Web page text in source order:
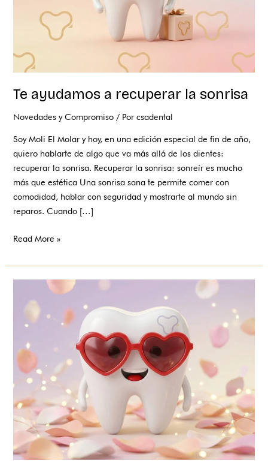
Te ayudamos a recuperar la sonrisa
Novedades y Compromiso / Porcsadental
Soy Moli El Molar y hoy, en una edición especial de fin de año,
quiero hablarte de algo que va más allá de los dientes:
recuperar la sonrisa. Recuperar la sonrisa: sonreír es mucho
más que estética Una sonrisa sana te permite comer con
comodidad, hablar con seguridad y mostrarte al mundo sin
reparos. Cuando […]
Read More »
sonrisa
para
muy
especial